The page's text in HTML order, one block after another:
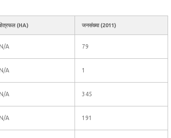
(HA) जनसंख्या (2011)
A 79
A 1
A 345
A 191